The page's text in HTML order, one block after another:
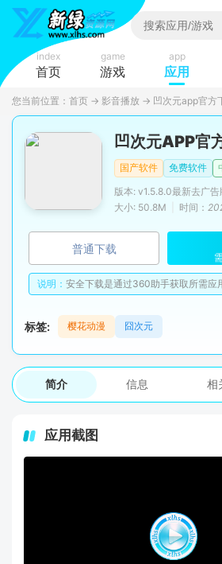
index
首页
game
游戏
app
应用
您当前位置： 首页 → 影音播放 → 凹次元app官方
国产软件 免费软件
版本: v1.5.8.0最新去广告
大小: 50.8M
时间：
普通下载
说明： 安全下载是通过360助手获取所需应
标签: 樱花动漫 囧次元
简介 信息 相
应用截图